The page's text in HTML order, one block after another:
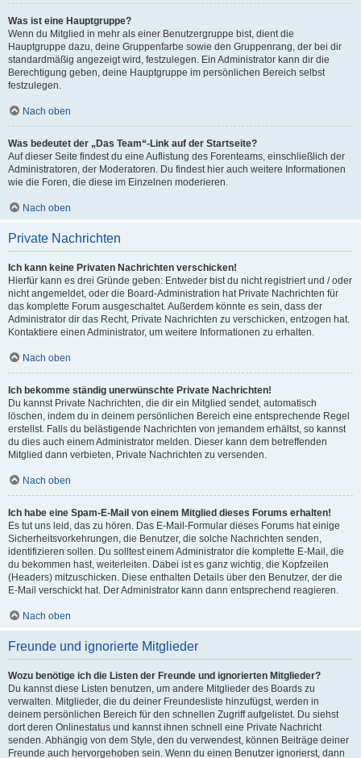
Was ist eine Hauptgruppe?
Wenn du Mitglied in mehr als einer Benutzergruppe bist, dient die
Hauptgruppe dazu, deine Gruppenfarbe sowie den Gruppenrang, der bei dir
standardmäßig angezeigt wird, festzulegen. Ein Administrator kann dir die
Berechtigung geben, deine Hauptgruppe im persönlichen Bereich selbst
festzulegen.
Nach oben
Was bedeutet der „Das Team“-Link auf der Startseite?
Auf dieser Seite findest du eine Auflistung des Forenteams, einschließlich der
Administratoren, der Moderatoren. Du findest hier auch weitere Informationen
wie die Foren, die diese im Einzelnen moderieren.
Nach oben
Private Nachrichten
Ich kann keine Privaten Nachrichten verschicken!
Hierfür kann es drei Gründe geben: Entweder bist du nicht registriert und / oder
nicht angemeldet, oder die Board-Administration hat Private Nachrichten für
das komplette Forum ausgeschaltet. Außerdem könnte es sein, dass der
Administrator dir das Recht, Private Nachrichten zu verschicken, entzogen hat.
Kontaktiere einen Administrator, um weitere Informationen zu erhalten.
Nach oben
Ich bekomme ständig unerwünschte Private Nachrichten!
Du kannst Private Nachrichten, die dir ein Mitglied sendet, automatisch
löschen, indem du in deinem persönlichen Bereich eine entsprechende Regel
erstellst. Falls du belästigende Nachrichten von jemandem erhältst, so kannst
du dies auch einem Administrator melden. Dieser kann dem betreffenden
Mitglied dann verbieten, Private Nachrichten zu versenden.
Nach oben
Ich habe eine Spam-E-Mail von einem Mitglied dieses Forums erhalten!
Es tut uns leid, das zu hören. Das E-Mail-Formular dieses Forums hat einige
Sicherheitsvorkehrungen, die Benutzer, die solche Nachrichten senden,
identifizieren sollen. Du solltest einem Administrator die komplette E-Mail, die
du bekommen hast, weiterleiten. Dabei ist es ganz wichtig, die Kopfzeilen
(Headers) mitzuschicken. Diese enthalten Details über den Benutzer, der die
E-Mail verschickt hat. Der Administrator kann dann entsprechend reagieren.
Nach oben
Freunde und ignorierte Mitglieder
Wozu benötige ich die Listen der Freunde und ignorierten Mitglieder?
Du kannst diese Listen benutzen, um andere Mitglieder des Boards zu
verwalten. Mitglieder, die du deiner Freundesliste hinzufügst, werden in
deinem persönlichen Bereich für den schnellen Zugriff aufgelistet. Du siehst
dort deren Onlinestatus und kannst ihnen schnell eine Private Nachricht
senden. Abhängig von dem Style, den du verwendest, können Beiträge deiner
Freunde auch hervorgehoben sein. Wenn du einen Benutzer ignorierst, dann